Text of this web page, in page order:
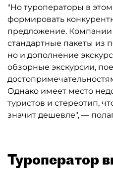
"Но туроператоры в
формировать
предложение. Компании
стандартные пакеты из
но и дополнение
обзорные экскурсии,
Однако имеет место
туристов и стереотип,
значит дешевле", —
Туроператор